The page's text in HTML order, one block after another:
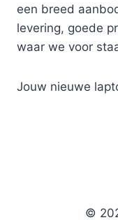
een breed
levering, goede
waar we voor
Jouw nieuwe
©